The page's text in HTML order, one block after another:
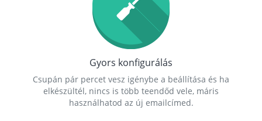
Gyors konfigurálás
Csupán pár percet vesz igénybe a beállítása és ha
elkészültél, nincs is több teendőd vele, máris
használhatod az új emailcímed.